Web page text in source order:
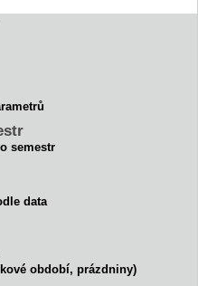
semestr
data
období, prázdniny)